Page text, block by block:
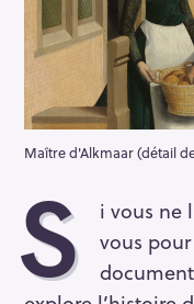
Maître d'Alkmaar (détail
S
i vous ne
vous